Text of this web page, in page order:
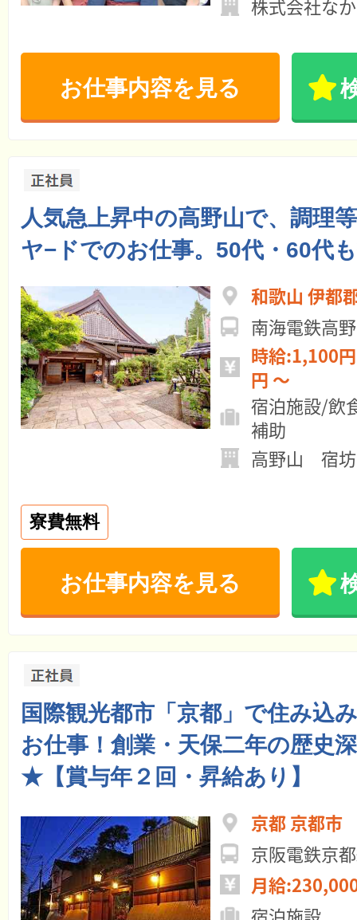
株式会社な
お仕事内容を見る
人気急上昇中の高野山で、調理
ヤ−ドでのお仕事。50代・60代
和歌山 伊都
南海電鉄高
時給:1,100円 ～ 月給
円 ～
宿泊施設/飲
補助
高野山 宿
寮費無料
お仕事内容を見る
国際観光都市「京都」で住み込
お仕事！創業・天保二年の歴史
★【賞与年２回・昇給あり】
京都 京都市
京阪電鉄京
月給